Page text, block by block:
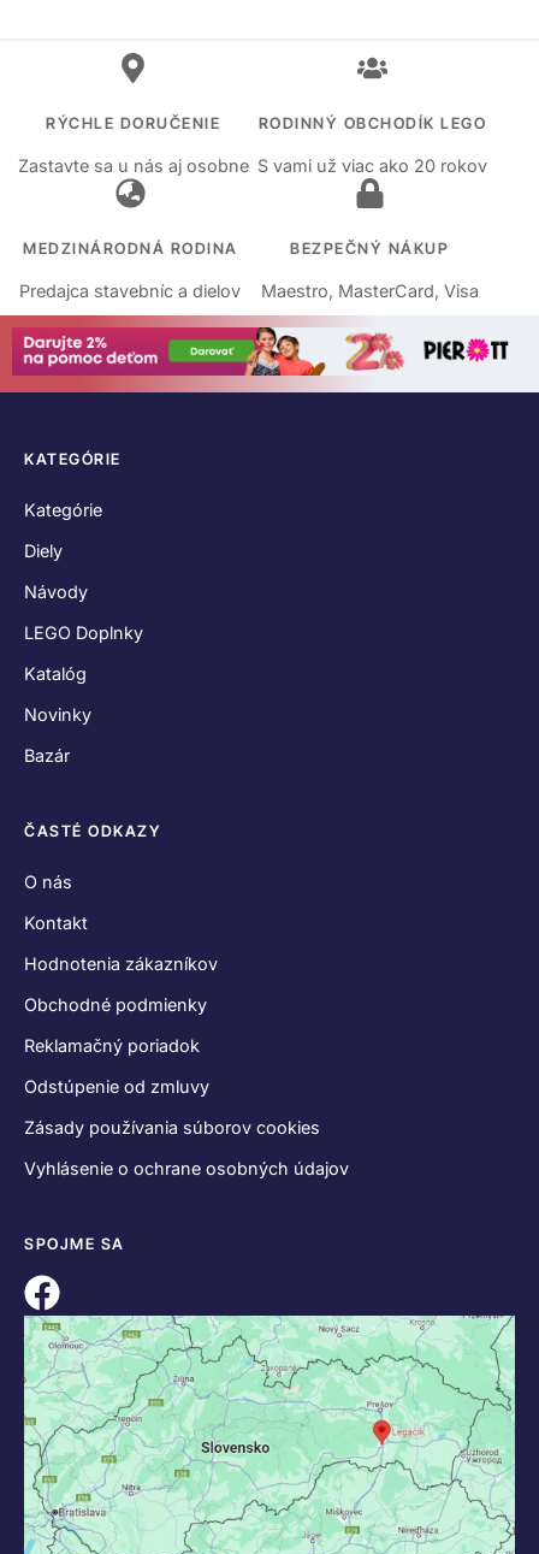
RÝCHLE DORUČENIE
Zastavte sa u nás aj osobne
RODINNÝ OBCHODÍK LEGO
S vami už viac ako 20 rokov
MEDZINÁRODNÁ RODINA
Predajca stavebníc a dielov
BEZPEČNÝ NÁKUP
Maestro, MasterCard, Visa
KATEGÓRIE
Kategórie
Diely
Návody
LEGO Doplnky
Katalóg
Novinky
Bazár
ČASTÉ ODKAZY
O nás
Kontakt
Hodnotenia zákazníkov
Obchodné podmienky
Reklamačný poriadok
Odstúpenie od zmluvy
Zásady používania súborov cookies
Vyhlásenie o ochrane osobných údajov
SPOJME SA